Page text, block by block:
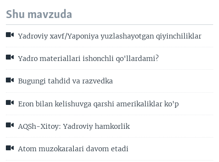
Shu mavzuda
Yadroviy xavf/Yaponiya yuzlashayotgan qiyinchiliklar
Yadro materiallari ishonchli qo'llardami?
Bugungi tahdid va razvedka
Eron bilan kelishuvga qarshi amerikaliklar ko'p
AQSh-Xitoy: Yadroviy hamkorlik
Atom muzokaralari davom etadi